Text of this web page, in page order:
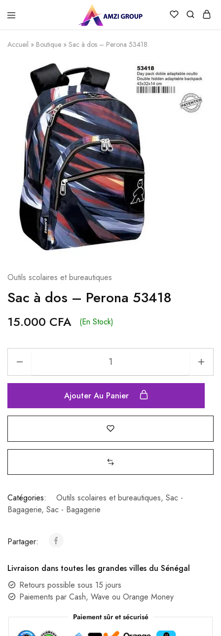
Accueil » Boutique » Sac à dos – Perona 53418
Outils scolaires et bureautiques
Sac à dos – Perona 53418
15.000 CFA (En Stock)
Ajouter Au Panier
Catégories: Outils scolaires et bureautiques, Sac -
Bagagerie, Sac - Bagagerie
Partager:
Livraison dans toutes les grandes villes du Sénégal
Retours possible sous 15 jours
Paiements par Cash, Wave ou Orange Money
Paiement sûr et sécurisé